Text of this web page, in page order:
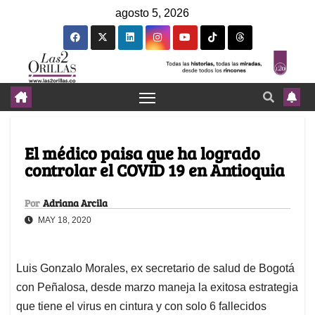
agosto 5, 2026
El médico paisa que ha logrado
controlar el COVID 19 en Antioquia
Por Adriana Arcila
MAY 18, 2020
Luis Gonzalo Morales, ex secretario de salud de Bogotá
con Peñalosa, desde marzo maneja la exitosa estrategia
que tiene el virus en cintura y con solo 6 fallecidos